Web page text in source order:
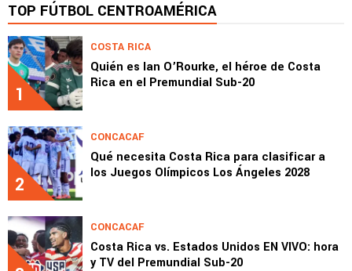
TOP FÚTBOL CENTROAMÉRICA
1
COSTA RICA
Quién es Ian O’Rourke, el héroe de Costa
Rica en el Premundial Sub-20
2
CONCACAF
Qué necesita Costa Rica para clasificar a
los Juegos Olímpicos Los Ángeles 2028
CONCACAF
Costa Rica vs. Estados Unidos EN VIVO: hora
y TV del Premundial Sub-20